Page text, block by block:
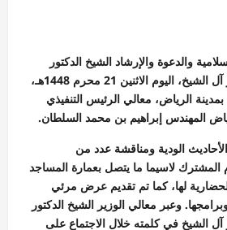
والدعوة والإرشاد الشيخ الدكتور
عبداللطيف بن عبدالعزيز آل الشيخ، اليوم الاثنين 21 محرم 1448هـ،
الرياض، معالي الرئيس التنفيذي
المهندس إبراهيم بن محمد السلطان.
الودية ومناقشة عدد من
المشترك لاسيما ما يتصل بعمارة المساجد
لها، كما تم تقديم عرض مرئي
وعبر معالي الوزير الشيخ الدكتور
آل الشيخ في كلمته خلال الاجتماع على